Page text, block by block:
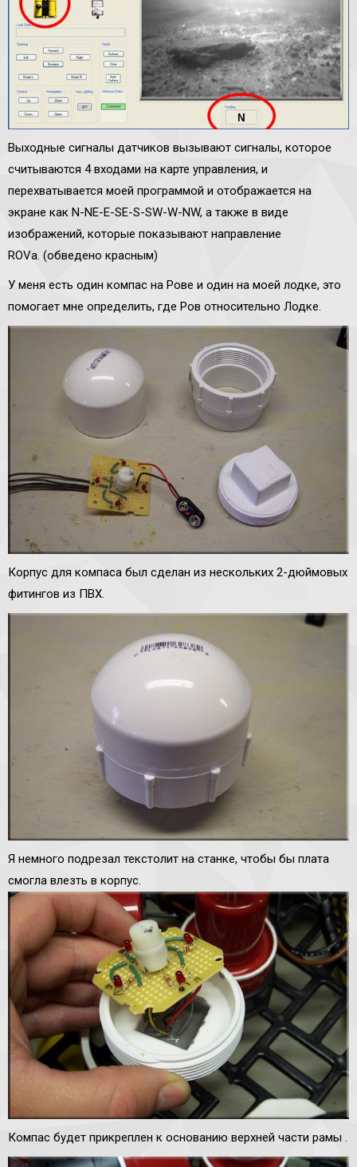
Выходные сигналы датчиков вызывают сигналы, которое
считываются 4 входами на карте управления, и
перехватывается моей программой и отображается на
экране как N-NE-E-SE-S-SW-W-NW, а также в виде
изображений, которые показывают направление
ROVa. (обведено красным)
У меня есть один компас на Рове и один на моей лодке, это
помогает мне определить, где Ров относительно Лодке.
Корпус для компаса был сделан из нескольких 2-дюймовых
фитингов из ПВХ.
Я немного подрезал текстолит на станке, чтобы бы плата
смогла влезть в корпус.
Компас будет прикреплен к основанию верхней части рамы .